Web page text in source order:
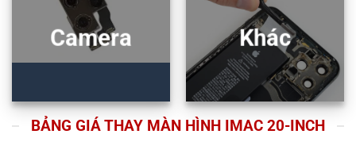
Camera Khác
BẢNG GIÁ THAY MÀN HÌNH IMAC 20-INCH